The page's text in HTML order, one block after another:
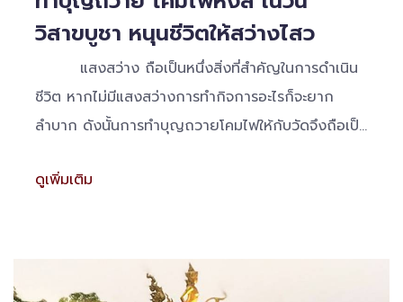
วิสาขบูชา หนุนชีวิตให้สว่างไสว
แสงสว่าง ถือเป็นหนึ่งสิ่งที่สำคัญในการดำเนิน
ชีวิต หากไม่มีแสงสว่างการทำกิจการอะไรก็จะยาก
ลำบาก ดังนั้นการทำบุญถวายโคมไฟให้กับวัดจึงถือเป็น
ดูเพิ่มเติม